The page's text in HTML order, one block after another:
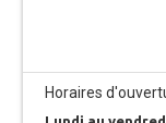
Horaires